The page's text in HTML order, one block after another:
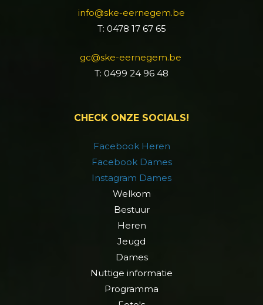
info@ske-eernegem.be
T: 0478 17 67 65
gc@ske-eernegem.be
T: 0499 24 96 48
CHECK ONZE SOCIALS!
Facebook Heren
Facebook Dames
Instagram Dames
Welkom
Bestuur
Heren
Jeugd
Dames
Nuttige informatie
Programma